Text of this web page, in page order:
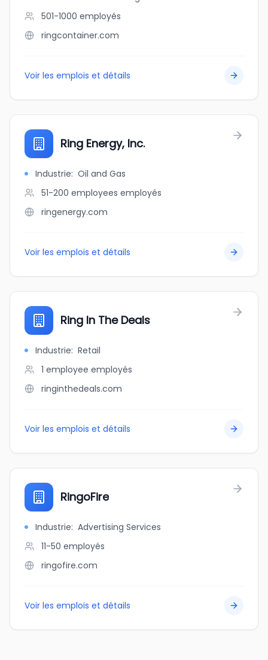
501-1000 employés
ringcontainer.com
Voir les emplois et détails
Ring Energy, Inc.
Industrie: Oil and Gas
51-200 employees employés
ringenergy.com
Voir les emplois et détails
Ring In The Deals
Industrie: Retail
1 employee employés
ringinthedeals.com
Voir les emplois et détails
RingoFire
Industrie: Advertising Services
11-50 employés
ringofire.com
Voir les emplois et détails